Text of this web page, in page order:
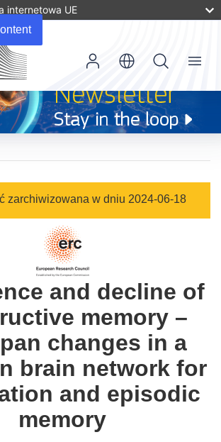
internetowa UE
Menu
zarchiwizowana w dniu 2024-06-18
and decline of
memory –
changes in a
brain network for
and episodic
memory